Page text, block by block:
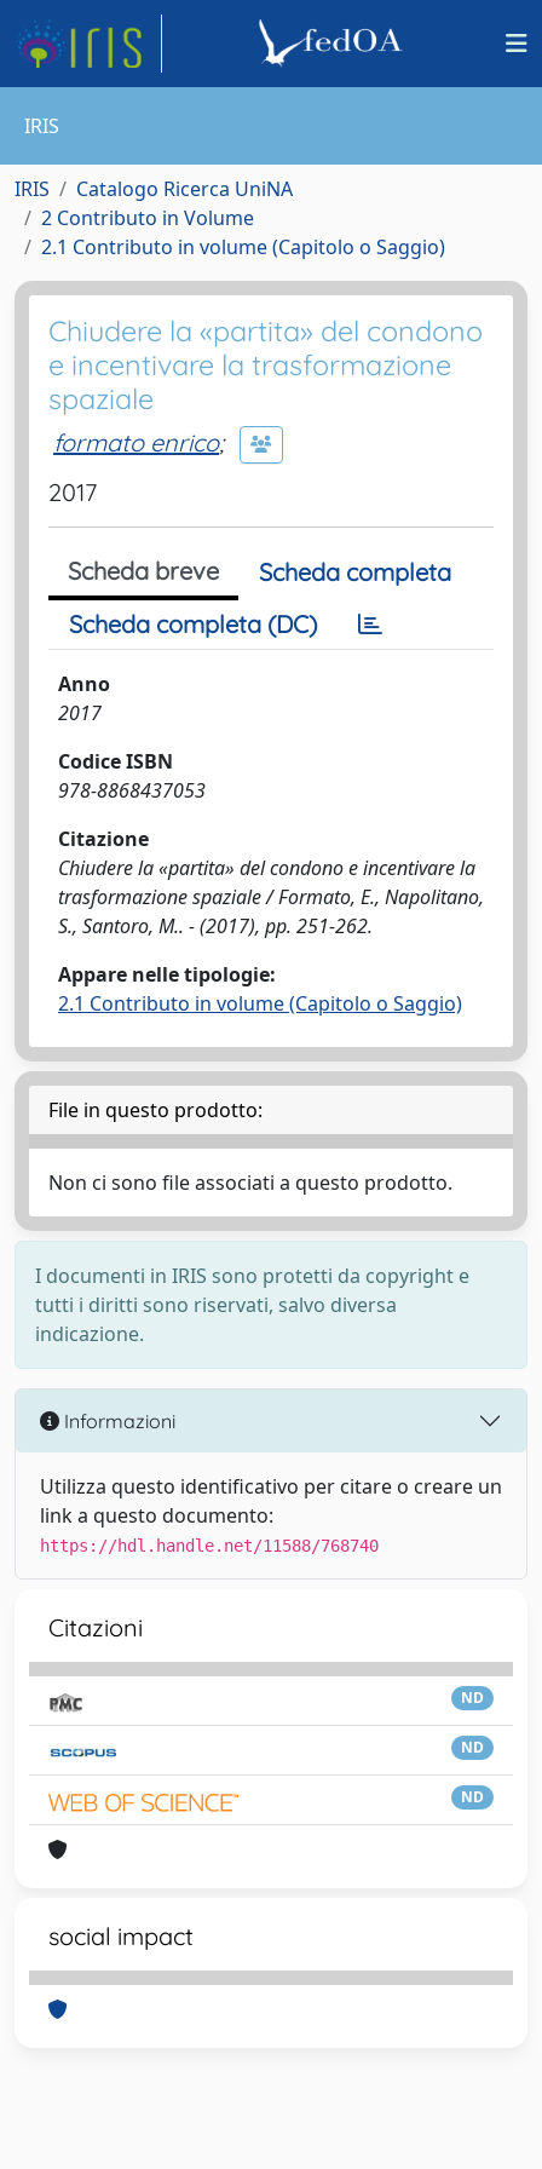
IRIS
IRIS
Catalogo Ricerca UniNA
2 Contributo in Volume
2.1 Contributo in volume (Capitolo o Saggio)
Chiudere la «partita» del condono
e incentivare la trasformazione
spaziale
formato enrico;
2017
Scheda breve
Scheda completa
Scheda completa (DC)
Anno
2017
Codice ISBN
978-8868437053
Citazione
Chiudere la «partita» del condono e incentivare la
trasformazione spaziale / Formato, E., Napolitano,
S., Santoro, M.. - (2017), pp. 251-262.
Appare nelle tipologie:
2.1 Contributo in volume (Capitolo o Saggio)
File in questo prodotto:
Non ci sono file associati a questo prodotto.
I documenti in IRIS sono protetti da copyright e
tutti i diritti sono riservati, salvo diversa
indicazione.
Informazioni
Utilizza questo identificativo per citare o creare un
link a questo documento:
https://hdl.handle.net/11588/768740
Citazioni
ND
ND
ND
social impact